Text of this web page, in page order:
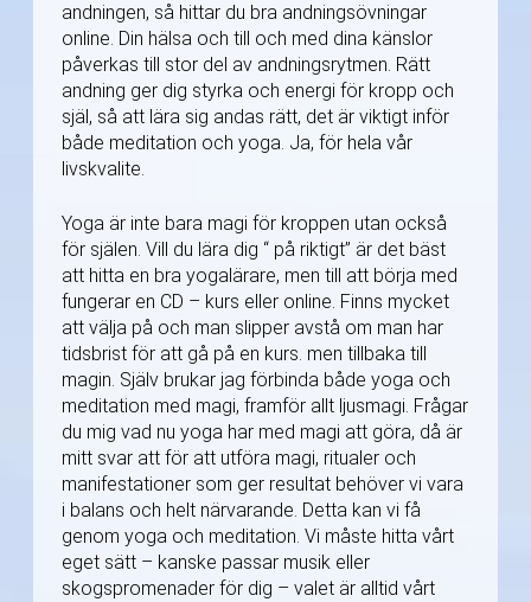
andningen, så hittar du bra andningsövningar
online. Din hälsa och till och med dina känslor
påverkas till stor del av andningsrytmen. Rätt
andning ger dig styrka och energi för kropp och
själ, så att lära sig andas rätt, det är viktigt inför
både meditation och yoga. Ja, för hela vår
livskvalite.
Yoga är inte bara magi för kroppen utan också
för själen. Vill du lära dig “ på riktigt” är det bäst
att hitta en bra yogalärare, men till att börja med
fungerar en CD – kurs eller online. Finns mycket
att välja på och man slipper avstå om man har
tidsbrist för att gå på en kurs. men tillbaka till
magin. Själv brukar jag förbinda både yoga och
meditation med magi, framför allt ljusmagi. Frågar
du mig vad nu yoga har med magi att göra, då är
mitt svar att för att utföra magi, ritualer och
manifestationer som ger resultat behöver vi vara
i balans och helt närvarande. Detta kan vi få
genom yoga och meditation. Vi måste hitta vårt
eget sätt – kanske passar musik eller
skogspromenader för dig – valet är alltid vårt